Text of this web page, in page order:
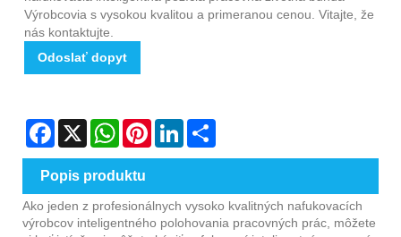
Výrobcovia s vysokou kvalitou a primeranou cenou. Vitajte, že
nás kontaktujte.
Odoslať dopyt
Facebook
X WhatsAppPinterestLinkedIn
Popis produktu
Ako jeden z profesionálnych vysoko kvalitných nafukovacích
výrobcov inteligentného polohovania pracovných prác, môžete